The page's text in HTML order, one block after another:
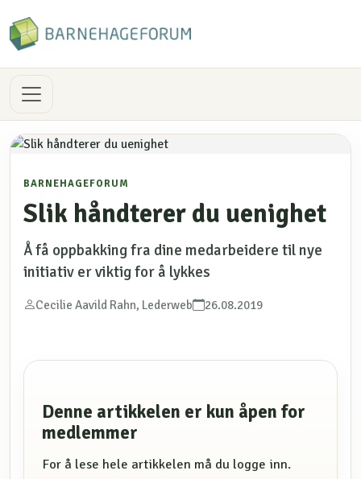
BARNEHAGEFORUM
Slik håndterer du uenighet
Å få oppbakking fra dine medarbeidere til nye
initiativ er viktig for å lykkes
Cecilie Aavild Rahn, Lederweb 26.08.2019
Denne artikkelen er kun åpen for
medlemmer
For å lese hele artikkelen må du logge inn.